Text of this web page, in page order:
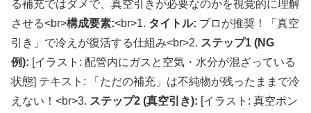
る補充ではダメで、真空引きが必要なのかを視覚的に理解
させる<br>構成要素:<br>1. タイトル: プロが推奨！「真空
引き」で冷えが復活する仕組み<br>2. ステップ1 (NG
例): [イラスト: 配管内にガスと空気・水分が混ざっている
状態] テキスト: 「ただの補充」は不純物が残ったままで冷
えない！ <br>3. ステップ2 (真空引き): [イラスト: 真空ポン